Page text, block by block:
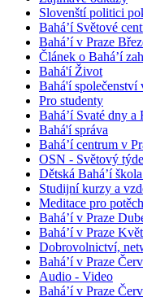
Slovenští politici
Bahá’í Světové
Bahá’í v Praze
Článek o Bahá’í
Bahá'í Život
Bahá'í společenství
Pro studenty
Bahá’í Svaté dny a
Bahá'í správa
Bahá’í centrum v
OSN - Světový
Dětská Bahá’í
Studijní kurzy a
Meditace pro
Bahá’í v Praze
Bahá’í v Praze
Dobrovolnictví,
Bahá’í v Praze
Audio - Video
Bahá’í v Praze